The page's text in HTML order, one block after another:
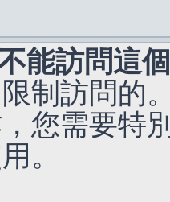
能訪問這
制訪問的
您需要特
。